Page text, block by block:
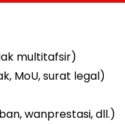
multitafsir)
MoU, surat legal)
wanprestasi, dll.)